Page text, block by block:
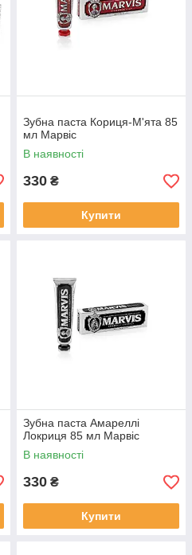
Зубна паста Кориця-М'ята 85
мл Марвіс
В наявності
330 ₴
Купити
Зубна паста Амареллі
Локриця 85 мл Марвіс
В наявності
330 ₴
Купити